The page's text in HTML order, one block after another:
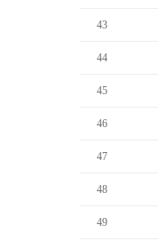
43
44
45
46
47
48
49